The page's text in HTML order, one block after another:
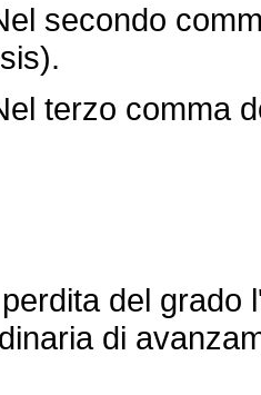
secondo
terzo comma
del grado
di